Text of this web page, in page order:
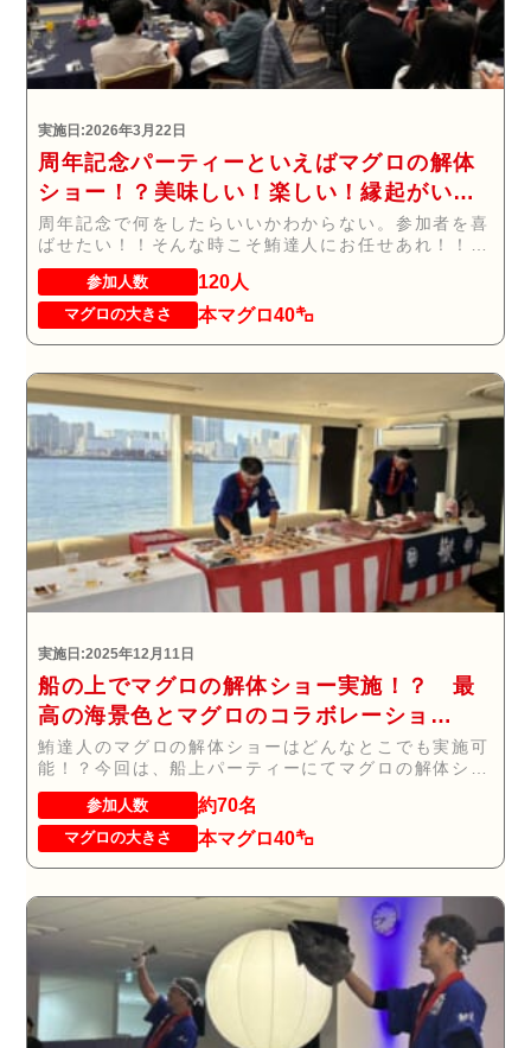
実施日:2026年3月22日
周年記念パーティーといえばマグロの解体
ショー！？美味しい！楽しい！縁起がい
い！
周年記念で何をしたらいいかわからない。参加者を喜
ばせたい！！そんな時こそ鮪達人にお任せあれ！！！
...
参加人数 120人
マグロの大きさ 本マグロ40㌔
実施日:2025年12月11日
船の上でマグロの解体ショー実施！？ 最
高の海景色とマグロのコラボレーショ
ン！！！
鮪達人のマグロの解体ショーはどんなとこでも実施可
能！？今回は、船上パーティーにてマグロの解体ショ
ー(...
参加人数 約70名
マグロの大きさ 本マグロ40㌔